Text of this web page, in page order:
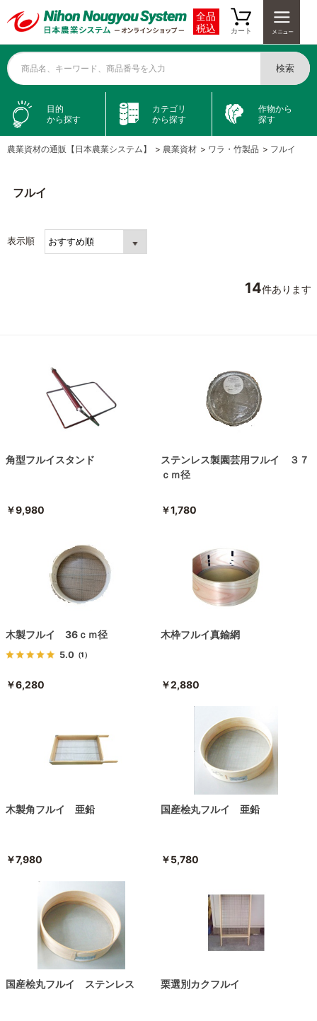
全品
税込
カート
商品名、キーワード、商品番号を入力 検索
目的
から探す
カテゴリ
から探す
作物から
探す
農業資材の通販【日本農業システム】 > 農業資材 > ワラ・竹製品 > フルイ
フルイ
表示順
14件あります
角型フルイスタンド
￥9,980
ステンレス製園芸用フルイ ３７
ｃｍ径
￥1,780
木製フルイ 36ｃｍ径
5.0 （1）
￥6,280
木枠フルイ真鍮網
￥2,880
木製角フルイ 亜鉛
￥7,980
国産桧丸フルイ 亜鉛
￥5,780
国産桧丸フルイ ステンレス 栗選別カクフルイ